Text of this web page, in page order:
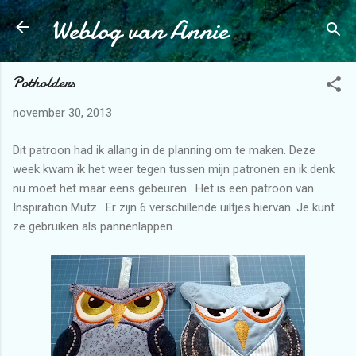
Doorgaan naar hoofdcontent
Weblog van Annie
Potholders
november 30, 2013
Dit patroon had ik allang in de planning om te maken. Deze
week kwam ik het weer tegen tussen mijn patronen en ik denk
nu moet het maar eens gebeuren. Het is een patroon van
Inspiration Mutz. Er zijn 6 verschillende uiltjes hiervan. Je kunt
ze gebruiken als pannenlappen.